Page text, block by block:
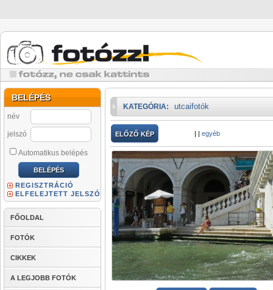
BELÉPÉS
név
jelszó
Automatikus belépés
REGISZTRÁCIÓ
ELFELEJTETT JELSZÓ
FŐOLDAL
FOTÓK
CIKKEK
A LEGJOBB FOTÓK
KATEGÓRIA: utcaifotók
ELŐZŐ KÉP | | egyéb